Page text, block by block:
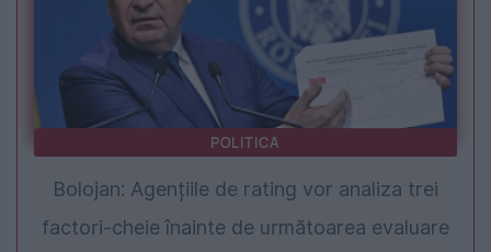
POLITICA
Bolojan: Agențiile de rating vor analiza trei
factori-cheie înainte de următoarea evaluare